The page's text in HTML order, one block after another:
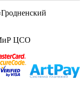
ЦСО